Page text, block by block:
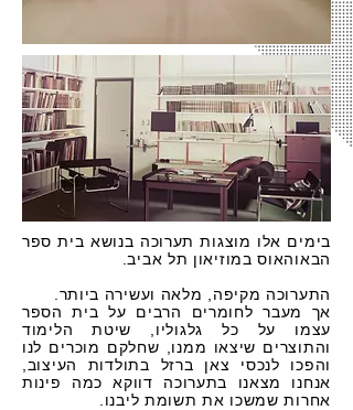
בימים אלו מוצגות תערוכה בנושא בית ספר
הבאוהאוס במוזיאון תל אביב.
התערוכה מקיפה, מלאה ועשירה ביותר.
אך מעבר לחומרים הרבים על בית הספר
עצמו על כל גלגוליו, שיטת הלימוד
והתוצרים שיצאו ממנו, שחלקם מוכרים לנו
והפכו לנכסי צאן ברזל בתולדות העיצוב,
אנחנו מצאנו בתערוכה דווקא כמה פינות
אחרות שמשכו את תשומת ליבנו.